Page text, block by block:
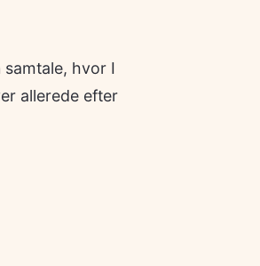
hvor I
allerede efter